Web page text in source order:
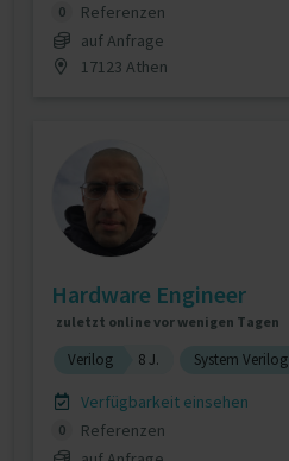
0
Referenzen
auf Anfrage
17123 Athen
Hardware Engineer
zuletzt online vor wenigen Tagen
Verilog 8 J. System Verilog
Verfügbarkeit einsehen
0
Referenzen